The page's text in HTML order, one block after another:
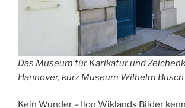
Das Museum für Karikatur und
Hannover, kurz Museum Wilhelm Busch
Kein Wunder – Ilon Wiklands Bilder